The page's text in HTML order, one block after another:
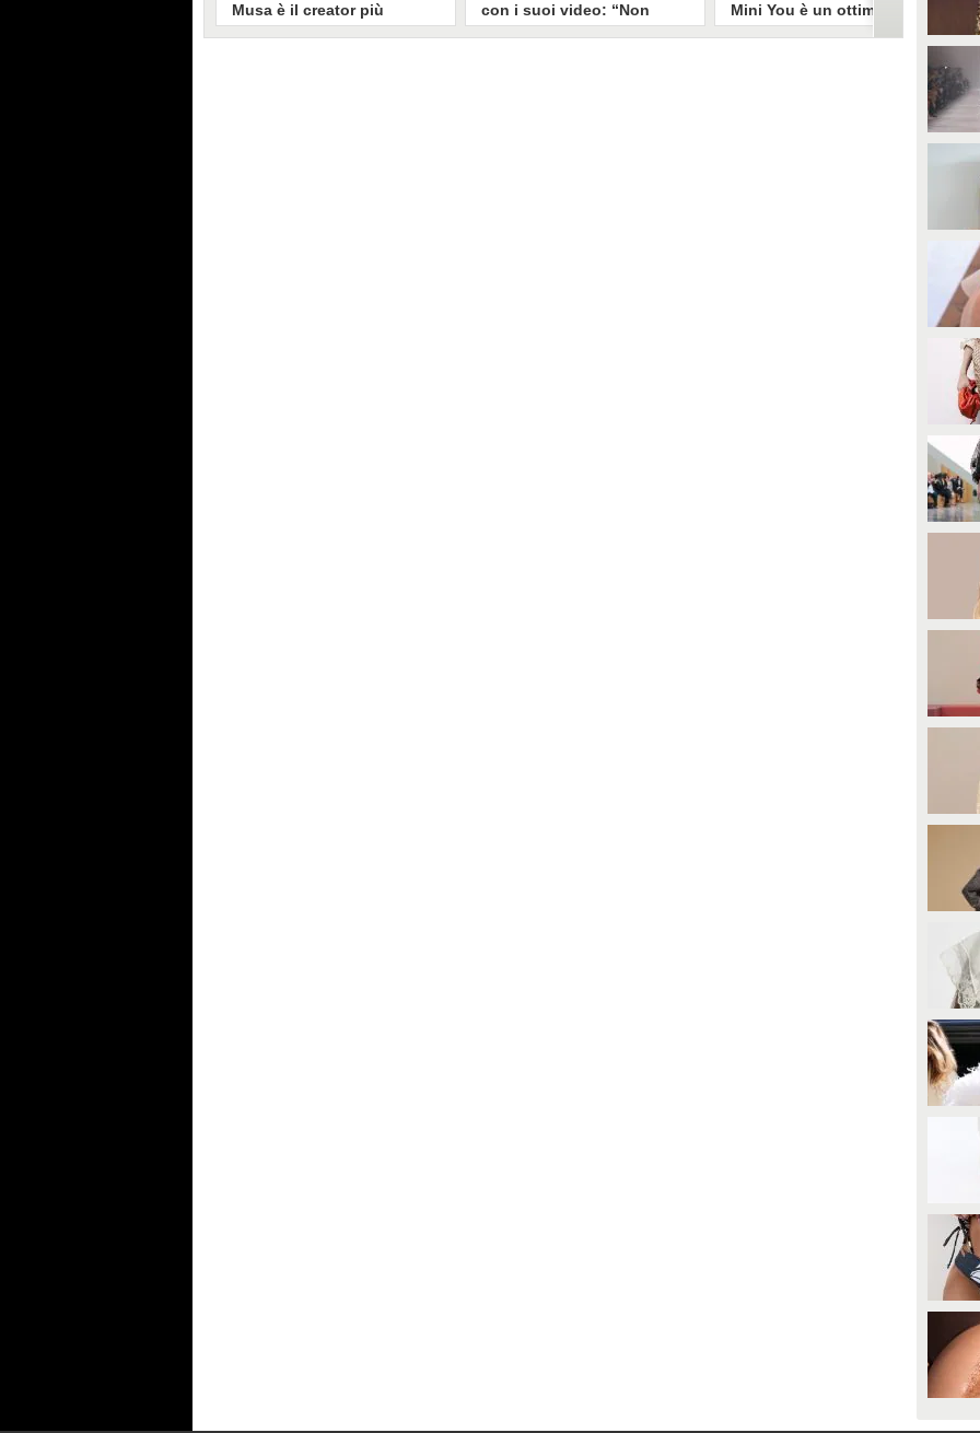
Musa è il creator più
longevo in Italia: il suo
con i suoi video: “Non
sono io quello. Mi hanno
Mini You è un ottimo modo
per regalare i dati
Il nuovo trend su Instagram, Mini
You, in cui si pubblica una foto da
bambini e una attuale, è una vera